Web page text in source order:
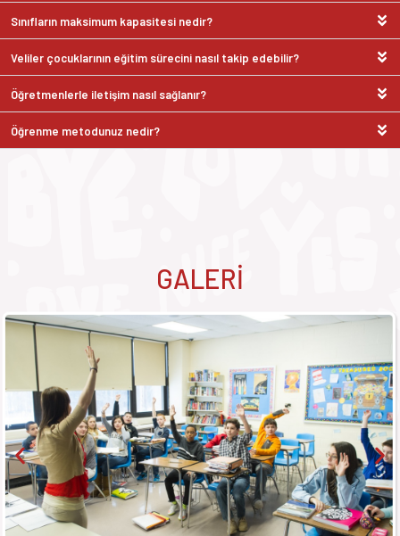
Sınıfların maksimum kapasitesi nedir?
Veliler çocuklarının eğitim sürecini nasıl takip edebilir?
Öğretmenlerle iletişim nasıl sağlanır?
Öğrenme metodunuz nedir?
GALERİ